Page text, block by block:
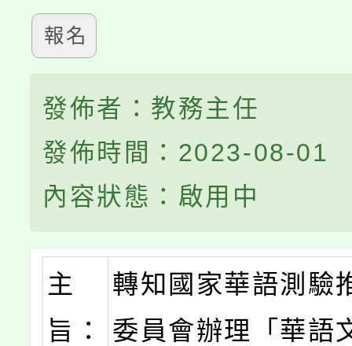
報名
發佈者：教務主任
發佈時間：2023-08-01
內容狀態：啟用中
主
旨：
轉知國家華語測驗
委員會辦理「華語